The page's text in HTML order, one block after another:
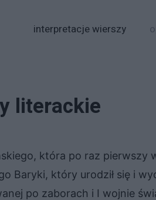
interpretacje wierszy
literackie
która po raz pierwszy
Baryki, który urodził się i
po zaborach i I wojnie